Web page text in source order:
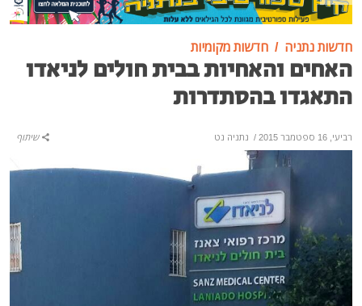
חדשות נתניה חדשות מקומיות
האחים והאחיות בבית חולים לניאדו
התאגדו בהסתדרות
רביעי, 16 ספטמבר 2015 / נתניה נט שיתוף